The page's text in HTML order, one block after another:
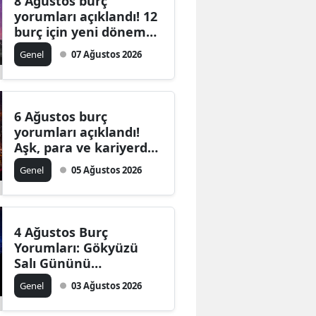
yorumları açıklandı! 12
burç için yeni dönem
başlıyor
Genel 07 Ağustos 2026
6 Ağustos burç
yorumları açıklandı!
Aşk, para ve kariyerde
yeni dönem
Genel 05 Ağustos 2026
4 Ağustos Burç
Yorumları: Gökyüzü
Salı Gününü
Değiştiriyor
Genel 03 Ağustos 2026